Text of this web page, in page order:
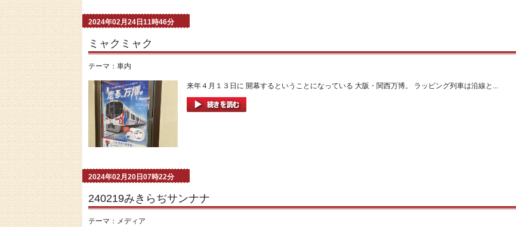
2024年02月24日11時46分
ミャクミャク
テーマ： 車内
来年４月１３日に 開幕するということになっている 大阪・関西万博。 ラッピング列車は沿線と...
2024年02月20日07時22分
240219みきらぢサンナナ
テーマ： メディア